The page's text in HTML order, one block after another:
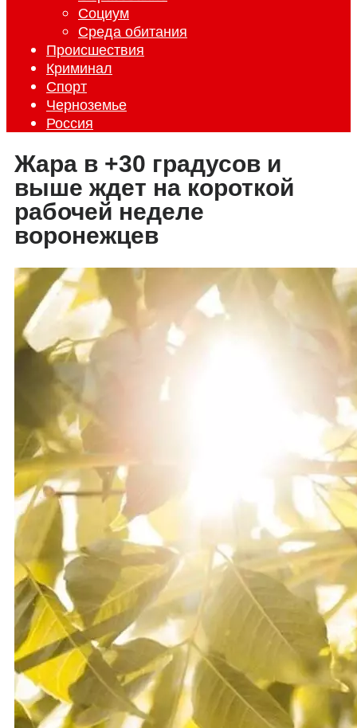
Социум
Среда обитания
Происшествия
Криминал
Спорт
Черноземье
Россия
Жара в +30 градусов и
выше ждет на короткой
рабочей неделе
воронежцев